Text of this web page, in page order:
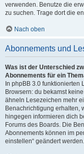
verwenden. Benutze die
zu suchen. Trage dort die
Nach oben
Abonnements und
Was ist der Unterschied
Abonnements für ein
In phpBB 3.0
Browsern: du bekamst
ähneln Lesezeichen mehr
Benachrichtigung erhalten,
hingegen informieren dich
Forums des Boards. Die
Abonnements können im
einstellen“ geändert werden.